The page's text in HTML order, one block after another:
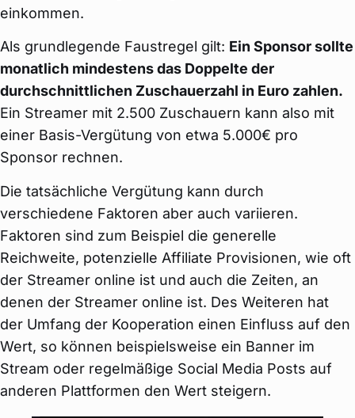
einkommen.
Als grundlegende Faustregel gilt: Ein Sponsor sollte
monatlich mindestens das Doppelte der
durchschnittlichen Zuschauerzahl in Euro zahlen.
Ein Streamer mit 2.500 Zuschauern kann also mit
einer Basis-Vergütung von etwa 5.000€ pro
Sponsor rechnen.
Die tatsächliche Vergütung kann durch
verschiedene Faktoren aber auch variieren.
Faktoren sind zum Beispiel die generelle
Reichweite, potenzielle Affiliate Provisionen, wie oft
der Streamer online ist und auch die Zeiten, an
denen der Streamer online ist. Des Weiteren hat
der Umfang der Kooperation einen Einfluss auf den
Wert, so können beispielsweise ein Banner im
Stream oder regelmäßige Social Media Posts auf
anderen Plattformen den Wert steigern.